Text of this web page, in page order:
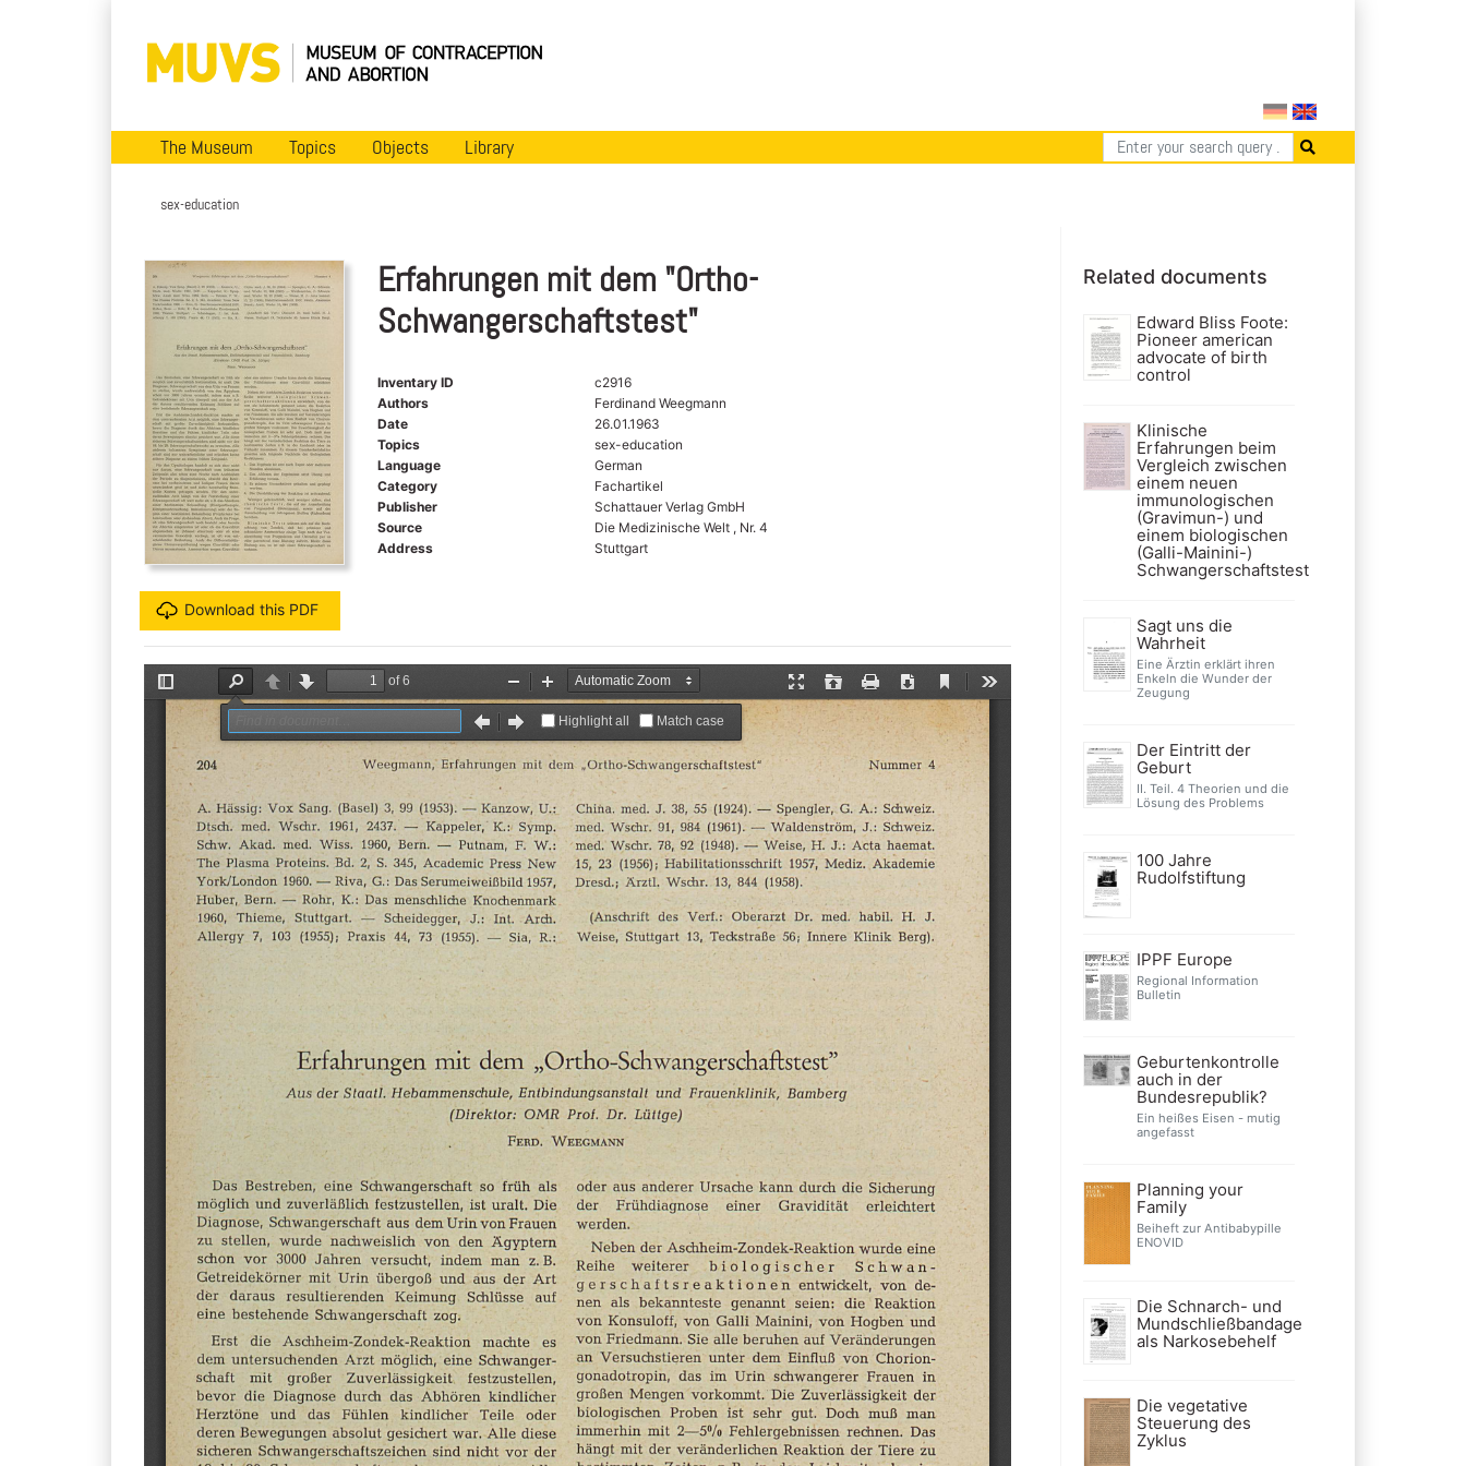
The Museum Topics Objects Library
sex-education
Download this PDF
Erfahrungen mit dem "Ortho-
Schwangerschaftstest"
Inventary ID
c2916
Authors
Ferdinand Weegmann
Date
26.01.1963
Topics
sex-education
Language
German
Category
Fachartikel
Publisher
Schattauer Verlag GmbH
Source
Die Medizinische Welt , Nr. 4
Address
Stuttgart
Related documents
Edward Bliss Foote:
Pioneer american
advocate of birth
control
Klinische
Erfahrungen beim
Vergleich zwischen
einem neuen
immunologischen
(Gravimun-) und
einem biologischen
(Galli-Mainini-)
Schwangerschaftstest
Sagt uns die
Wahrheit
Eine Ärztin erklärt ihren
Enkeln die Wunder der
Zeugung
Der Eintritt der
Geburt
II. Teil. 4 Theorien und die
Lösung des Problems
100 Jahre
Rudolfstiftung
IPPF Europe
Regional Information
Bulletin
Geburtenkontrolle
auch in der
Bundesrepublik?
Ein heißes Eisen - mutig
angefasst
Planning your
Family
Beiheft zur Antibabypille
ENOVID
Die Schnarch- und
Mundschließbandage
als Narkosebehelf
Die vegetative
Steuerung des
Zyklus